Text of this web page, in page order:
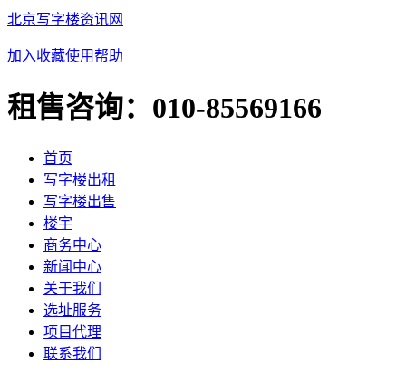
北京写字楼资讯网
加入收藏使用帮助
租售咨询： 010-85569166
首页
写字楼出租
写字楼出售
楼宇
商务中心
新闻中心
关于我们
选址服务
项目代理
联系我们